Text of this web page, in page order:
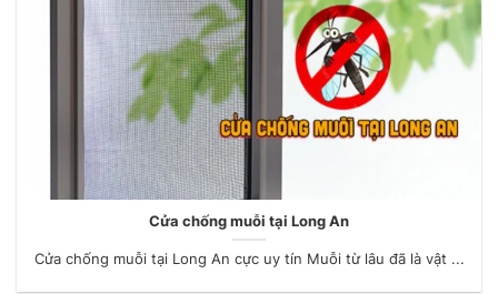
Cửa chống muỗi tại Long An
Cửa chống muỗi tại Long An cực uy tín Muỗi từ lâu đã là vật ...